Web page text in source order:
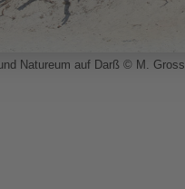
Natureum auf Darß © M. Gross